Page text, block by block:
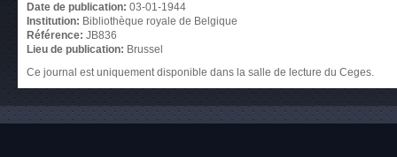
Date de publication: 03-01-1944
Institution: Bibliothèque royale de Belgique
Référence: JB836
Lieu de publication: Brussel
Ce journal est uniquement disponible dans la salle de lecture du Ceges.